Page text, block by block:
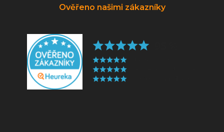
Ověřeno našimi zákazníky